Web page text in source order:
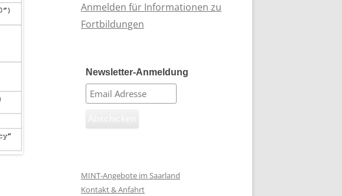
Anmelden für Informationen zu
Fortbildungen
Newsletter-Anmeldung
MINT-Angebote im Saarland
Kontakt & Anfahrt